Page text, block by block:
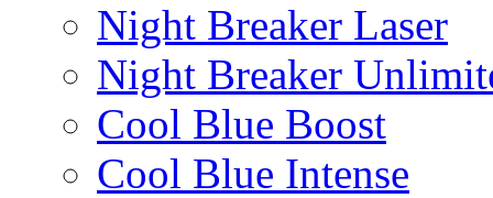
Night Breaker Laser
Night Breaker
Cool Blue Boost
Cool Blue Intense